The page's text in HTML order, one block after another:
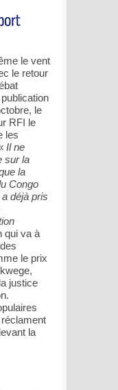
le vent
le retour
le
RFI le
les
Il ne
sur la
la
Congo
déjà pris
qui va à
le prix
justice
la